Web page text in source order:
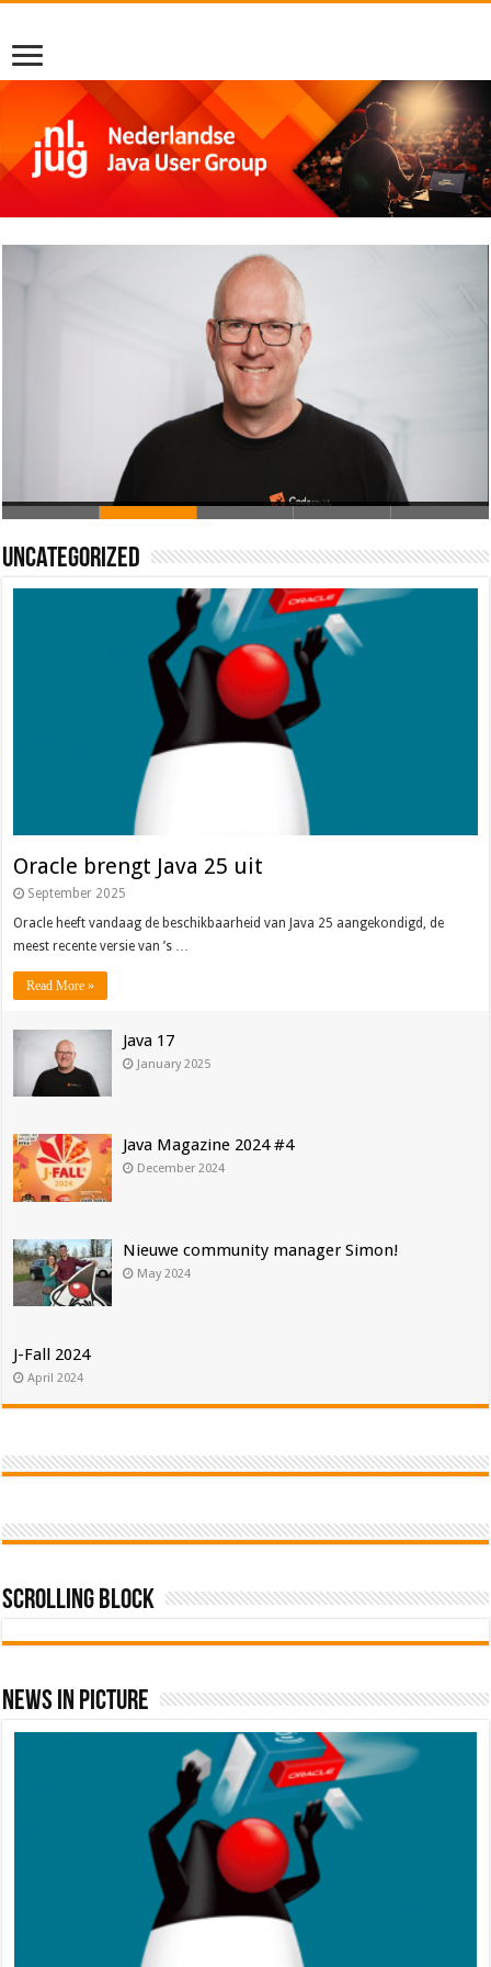
Oracle brengt Java 25 uit
Java Magazine 2024 #4
Nieuwe community manager Simon!
Uncategorized
Oracle brengt Java 25 uit
September 2025
Oracle heeft vandaag de beschikbaarheid van Java 25 aangekondigd, de
meest recente versie van ’s …
Read More »
Java 17
January 2025
Java Magazine 2024 #4
December 2024
Nieuwe community manager Simon!
May 2024
J-Fall 2024
April 2024
Scrolling Block
News In Picture